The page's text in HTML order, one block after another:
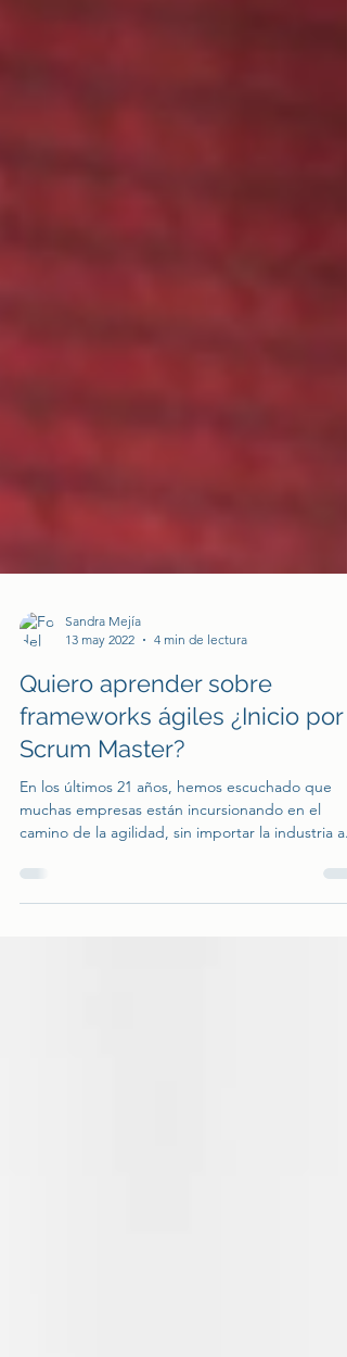
Sandra Mejía
13 may 2022
4 min de lectura
Quiero aprender sobre
frameworks ágiles ¿Inicio por
Scrum Master?
En los últimos 21 años, hemos escuchado que
camino de la agilidad, sin importar la industria a...